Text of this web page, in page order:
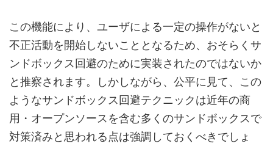
この機能により、ユーザによる一定の操作がないと
不正活動を開始しないこととなるため、おそらくサ
ンドボックス回避のために実装されたのではないか
と推察されます。しかしながら、公平に見て、この
ようなサンドボックス回避テクニックは近年の商
用・オープンソースを含む多くのサンドボックスで
対策済みと思われる点は強調しておくべきでしょ